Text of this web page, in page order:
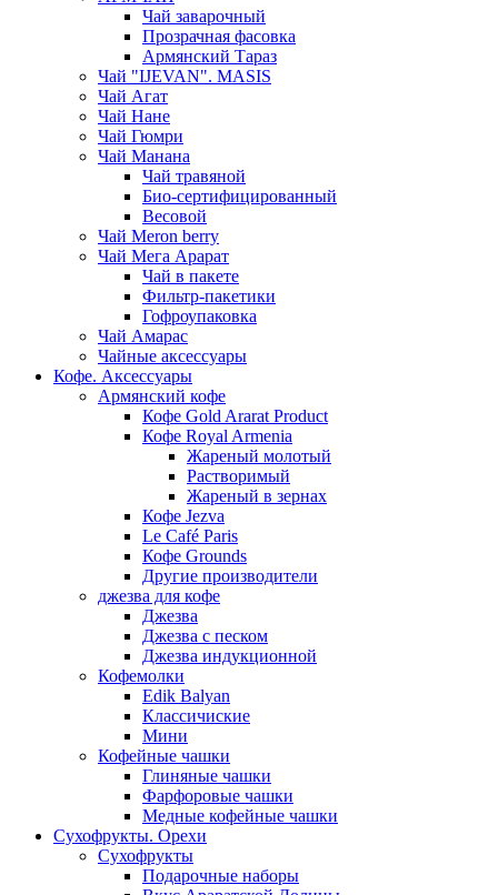
Чай заварочный
Прозрачная фасовка
Армянский Тараз
Чай "IJEVAN". MASIS
Чай Агат
Чай Нане
Чай Гюмри
Чай Манана
Чай травяной
Био-сертифицированный
Весовой
Чай Meron berry
Чай Мега Арарат
Чай в пакете
Фильтр-пакетики
Гофроупаковка
Чай Амарас
Чайные аксессуары
Кофе. Аксессуары
Армянский кофе
Кофе Gold Ararat Product
Кофе Royal Armenia
Жареный молотый
Растворимый
Жареный в зернах
Кофе Jezva
Le Café Paris
Кофе Grounds
Другие производители
джезва для кофе
Джезва
Джезва с песком
Джезва индукционной
Кофемолки
Edik Balyan
Классичиские
Мини
Кофейные чашки
Глиняные чашки
Фарфоровые чашки
Медные кофейные чашки
Сухофрукты. Орехи
Сухофрукты
Подарочные наборы